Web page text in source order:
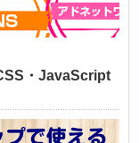
・JavaScript